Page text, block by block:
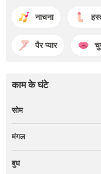
नाचना
पैर प्यार
काम के घंटे
सोम
मंगल
बुध